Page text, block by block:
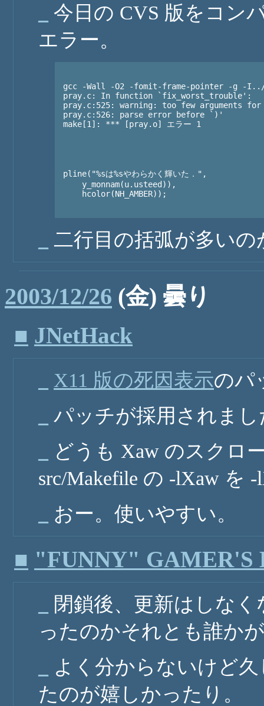
今日の CVS 版をコン
エラー。
gcc -Wall -O2 -fomit-frame-pointer -g -
pray.c: In function `fix_worst_trouble':
pray.c:525: warning: too few arguments for
pray.c:526: parse error before `)'
make[1]: *** [pray.o] エラー 1
pline("%sは%sやわらかく輝いた．",
    y_monnam(u.usteed)),
    hcolor(NH_AMBER));
二行目の括弧が多いの
2003/12/26 (金) 曇り
■ JNetHack
X11 版の死因表示のパ
パッチが採用されまし
どうも Xaw のスクロ
src/Makefile の -lXaw を
おー。使いやすい。
■ "FUNNY" GAMER'S
閉鎖後、更新はしな
ったのかそれとも誰か
よく分からないけど
たのが嬉しかったり。